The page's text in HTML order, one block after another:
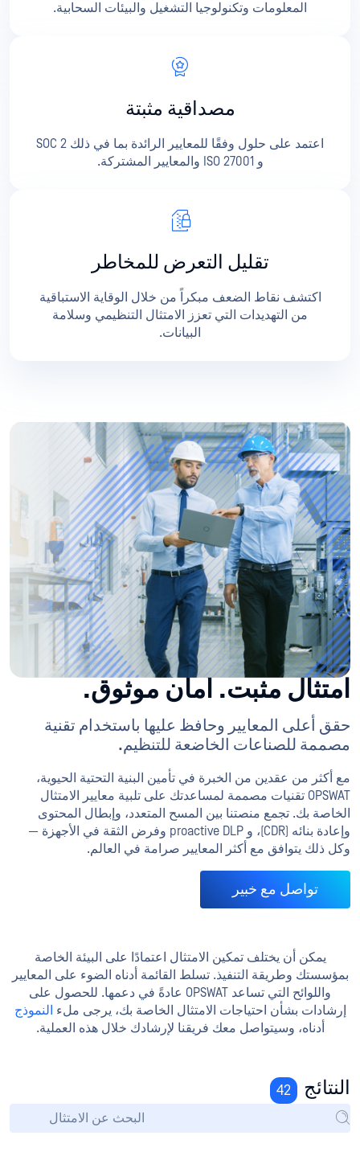
المعلومات وتكنولوجيا التشغيل والبيئات السحابية.
مصداقية مثبتة
اعتمد على حلول وفقًا للمعايير الرائدة بما في ذلك SOC 2
و ISO 27001 والمعايير المشتركة.
تقليل التعرض للمخاطر
اكتشف نقاط الضعف مبكراً من خلال الوقاية الاستباقية
من التهديدات التي تعزز الامتثال التنظيمي وسلامة
البيانات.
امتثال مثبت. أمان موثوق.
حقق أعلى المعايير وحافظ عليها باستخدام تقنية
مصممة للصناعات الخاضعة للتنظيم.
مع أكثر من عقدين من الخبرة في تأمين البنية التحتية الحيوية،
OPSWAT تقنيات مصممة لمساعدتك على تلبية معايير الامتثال
الخاصة بك. تجمع منصتنا بين المسح المتعدد، وإبطال المحتوى
وإعادة بنائه (CDR)، و proactive DLP وفرض الثقة في الأجهزة —
وكل ذلك يتوافق مع أكثر المعايير صرامة في العالم.
تواصل مع خبير
يمكن أن يختلف تمكين الامتثال اعتمادًا على البيئة الخاصة
بمؤسستك وطريقة التنفيذ. تسلط القائمة أدناه الضوء على المعايير
واللوائح التي تساعد OPSWAT عادةً في دعمها. للحصول على
إرشادات بشأن احتياجات الامتثال الخاصة بك، يرجى ملء النموذج
أدناه، وسيتواصل معك فريقنا لإرشادك خلال هذه العملية.
النتائج 42